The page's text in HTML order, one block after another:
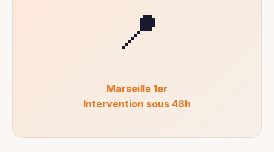
📍
Marseille 1er
Intervention sous 48h